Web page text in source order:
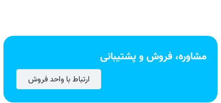
مشاوره، فروش و پشتیبانی
ارتباط با واحد فروش